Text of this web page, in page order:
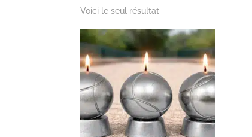
Voici le seul résultat